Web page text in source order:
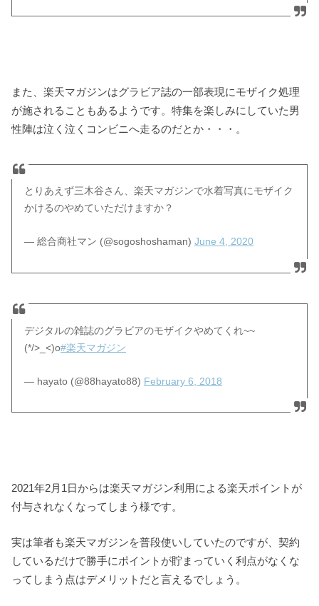
また、楽天マガジンはグラビア誌の一部表現にモザイク処理
が施されることもあるようです。特集を楽しみにしていた男
性陣は泣く泣くコンビニへ走るのだとか・・・。
とりあえず三木谷さん、楽天マガジンで水着写真にモザイク
かけるのやめていただけますか？
— 総合商社マン (@sogoshoshaman)June 4, 2020
デジタルの雑誌のグラビアのモザイクやめてくれ~~
(*/>_<)o#楽天マガジン
— hayato (@88hayato88) February 6, 2018
2021年2月1日からは楽天マガジン利用による楽天ポイントが
付与されなくなってしまう様です。
実は筆者も楽天マガジンを普段使いしていたのですが、契約
しているだけで勝手にポイントが貯まっていく利点がなくな
ってしまう点はデメリットだと言えるでしょう。